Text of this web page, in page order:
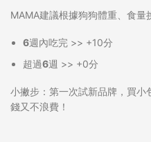
MAMA建議根據狗狗體重、食量
6週內吃完 >> +10分
超過6週 >> +0分
小撇步 ：第一次試新品牌，買
錢又不浪費！